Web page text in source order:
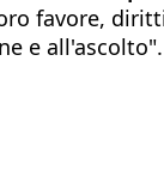
favore,
e all'ascolto".